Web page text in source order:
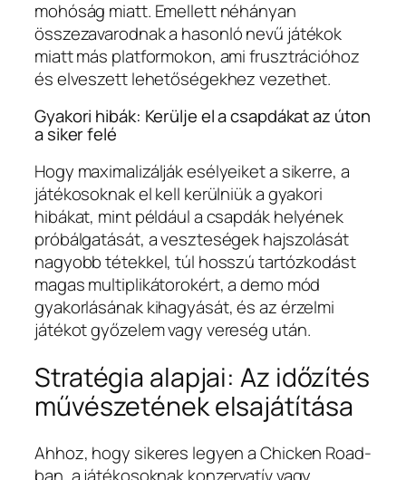
mohóság miatt. Emellett néhányan
összezavarodnak a hasonló nevű játékok
miatt más platformokon, ami frusztrációhoz
és elveszett lehetőségekhez vezethet.
Gyakori hibák: Kerülje el a csapdákat az úton
a siker felé
Hogy maximalizálják esélyeiket a sikerre, a
játékosoknak el kell kerülniük a gyakori
hibákat, mint például a csapdák helyének
próbálgatását, a veszteségek hajszolását
nagyobb tétekkel, túl hosszú tartózkodást
magas multiplikátorokért, a demo mód
gyakorlásának kihagyását, és az érzelmi
játékot győzelem vagy vereség után.
Stratégia alapjai: Az időzítés
művészetének elsajátítása
Ahhoz, hogy sikeres legyen a Chicken Road-